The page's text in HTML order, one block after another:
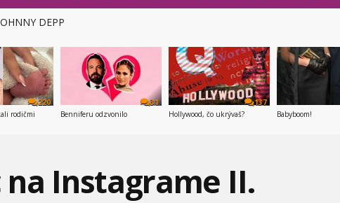
DEPP
220
rodičmi
31
Benniferu odzvonilo
137
Hollywood, čo ukrývaš?
Babyboom!
Instagrame II.